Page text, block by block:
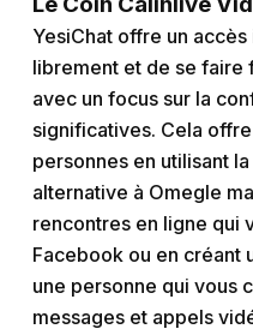
YesiChat offre un
librement et de se faire
avec un focus sur la
significatives. Cela
personnes en utilisant
alternative à Omegle
rencontres en ligne qui
Facebook ou en créant
une personne qui vous
messages et appels